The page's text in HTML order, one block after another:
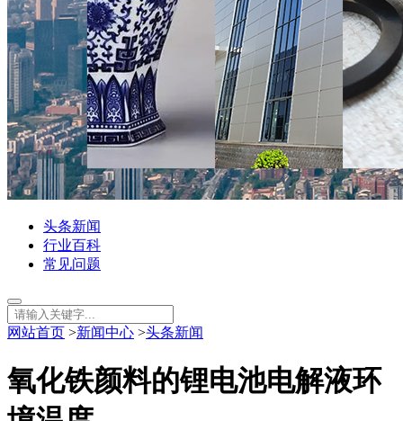
头条新闻
行业百科
常见问题
网站首页 >新闻中心 >头条新闻
氧化铁颜料的锂电池电解液环